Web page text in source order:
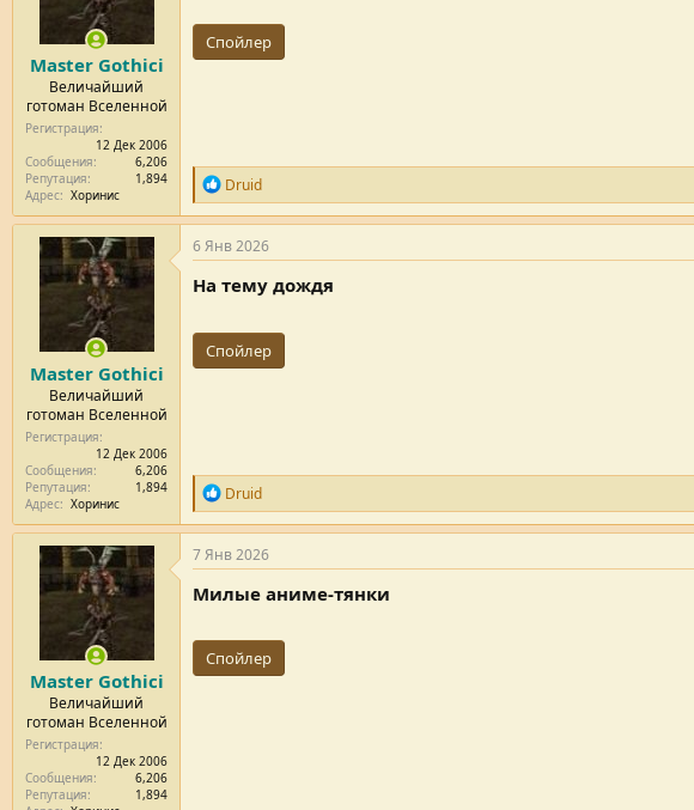
и
:
Master Gothici
Величайший
готоман Вселенной
Регистрация
12 Дек 2006
Сообщения
6,206
Репутация
1,894
Адрес
Хоринис
Спойлер
Р
е
п
у
т
а
ц
и
:
Druid
Master Gothici
Величайший
готоман Вселенной
Регистрация
12 Дек 2006
Сообщения
6,206
Репутация
1,894
Адрес
Хоринис
6 Янв 2026
На тему дождя
Спойлер
Р
е
п
у
т
а
ц
и
:
Druid
Master Gothici
Величайший
готоман Вселенной
Регистрация
12 Дек 2006
Сообщения
6,206
Репутация
1,894
7 Янв 2026
Милые аниме-тянки
Спойлер